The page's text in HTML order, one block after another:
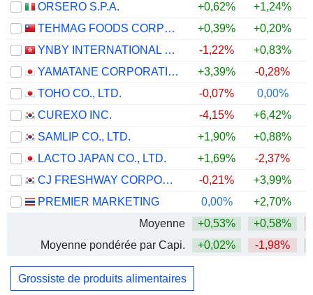
ORSERO S.P.A.
+0,62% +1,24%
TEHMAG FOODS CORPORATION
+0,39% +0,20%
YNBY INTERNATIONAL LIMITED
-1,22% +0,83%
YAMATANE CORPORATION
+3,39% -0,28%
TOHO CO., LTD.
-0,07% 0,00%
CUREXO INC.
-4,15% +6,42%
SAMLIP CO., LTD.
+1,90% +0,88%
LACTO JAPAN CO., LTD.
+1,69% -2,37%
CJ FRESHWAY CORPORATION
-0,21% +3,99%
PREMIER MARKETING
0,00% +2,70%
Moyenne
+0,53% +0,58%
Moyenne pondérée par Capi.
+0,02% -1,98%
Grossiste de produits alimentaires